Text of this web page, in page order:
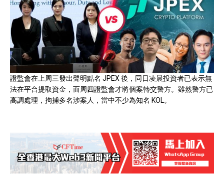
證監會在上周三發出聲明點名 JPEX 後，同日凌晨投資者已表示無
法在平台提取資金，而周四證監會才將個案轉交警方。雖然警方已
高調處理，拘捕多名涉案人，當中不少為知名 KOL。